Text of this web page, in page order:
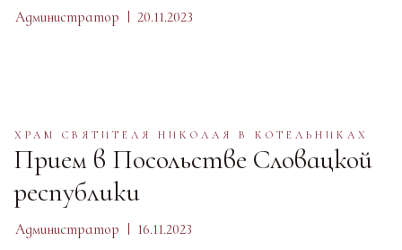
Администратор 20.11.2023
ХРАМ СВЯТИТЕЛЯ НИКОЛАЯ В КОТЕЛЬНИКАХ
Прием в Посольстве Словацкой
республики
Администратор 16.11.2023